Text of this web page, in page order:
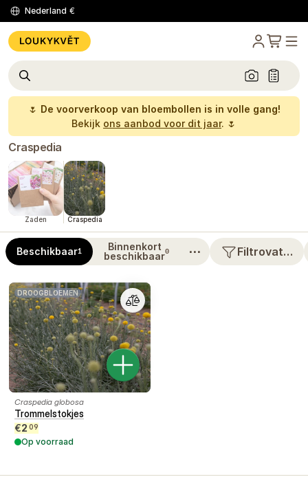
Nederland €
🌷 De voorverkoop van bloembollen is in volle gang!
Bekijk ons aanbod voor dit jaar. 🌷
Craspedia
Zaden Craspedia
Beschikbaar1
Binnenkort
beschikbaar0 ⋯ Filtrovat…
DROOGBLOEMEN
Craspedia globosa
Trommelstokjes
€2 09
Op voorraad